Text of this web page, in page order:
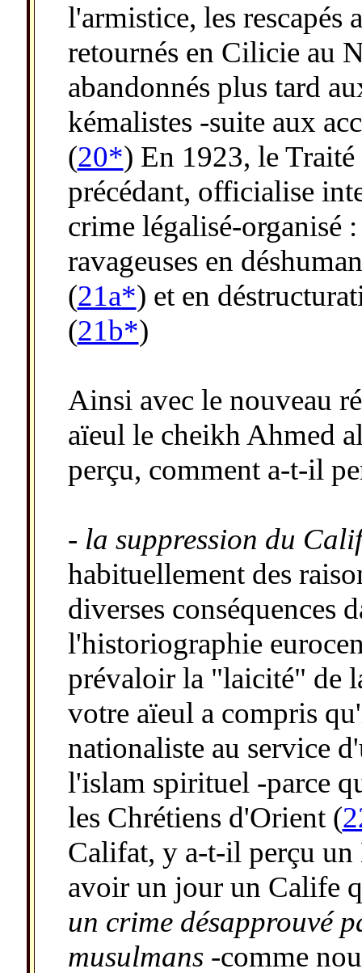
l'armistice, les rescapés
retournés en Cilicie au
abandonnés plus tard
kémalistes -suite aux
(20*) En 1923, le
précédant, officialise
crime légalisé-organisé
ravageuses en
(21a*) et en
(21b*)
Ainsi avec le nouveau
aïeul le cheikh Ahmed
perçu, comment a-t-il
- la suppression du
habituellement des
diverses conséquences
l'historiographie
prévaloir la "laicité" de
votre aïeul a compris
nationaliste au service
l'islam spirituel -parce
les Chrétiens d'Orient (
Califat, y a-t-il perçu
avoir un jour un Calife
un crime désapprouvé
musulmans -comme